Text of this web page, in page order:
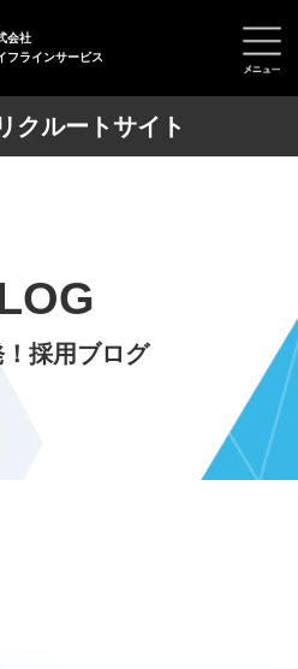
会社
フラインサービス
クルートサイト
！採用ブログ